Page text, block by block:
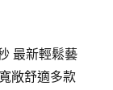
最新輕鬆藝
敞舒適多款